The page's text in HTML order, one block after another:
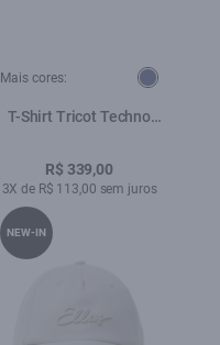
Mais cores:
T-Shirt Tricot Techno
R$ 339,00
3X de R$ 113,00 sem juros
NEW-IN